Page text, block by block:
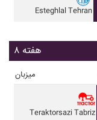
Esteghlal Tehran
هفته ۸
میزبان
Teraktorsazi Tabriz